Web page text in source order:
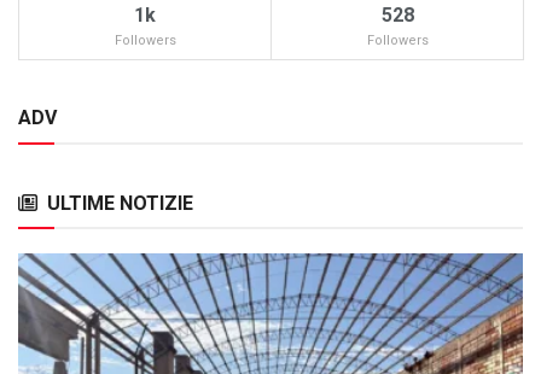
1k
Followers
528
Followers
ADV
ULTIME NOTIZIE